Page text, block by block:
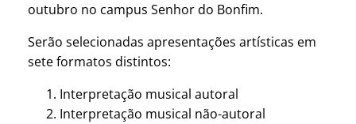
outubro no campus Senhor do Bonfim.
Serão selecionadas apresentações artísticas em
sete formatos distintos:
Interpretação musical autoral
Interpretação musical não-autoral